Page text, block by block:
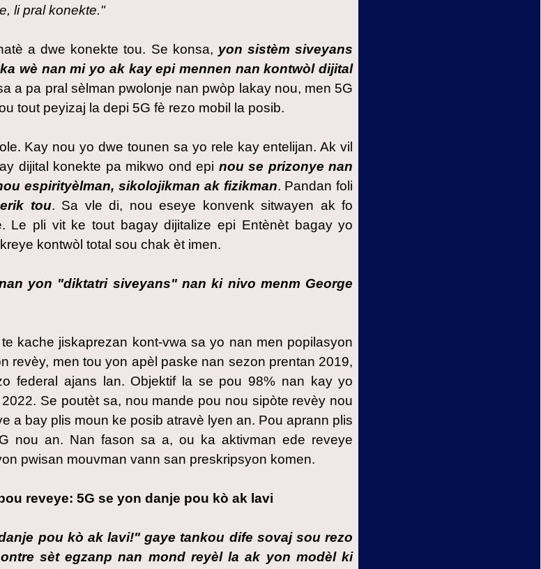
li pral konekte."
a dwe konekte tou. Se konsa, yon sistèm siveyans
wè nan mi yo ak kay epi mennen nan kontwòl dijital
a pa pral sèlman pwolonje nan pwòp lakay nou, men 5G
tout peyizaj la depi 5G fè rezo mobil la posib.
Kay nou yo dwe tounen sa yo rele kay entelijan. Ak vil
dijital konekte pa mikwo ond epi nou se prizonye nan
espirityèlman, sikolojikman ak fizikman. Pandan foli
tou. Sa vle di, nou eseye konvenk sitwayen ak fo
Le pli vit ke tout bagay dijitalize epi Entènèt bagay yo
kontwòl total sou chak èt imen.
yon "diktatri siveyans" nan ki nivo menm George
kache jiskaprezan kont-vwa sa yo nan men popilasyon
revèy, men tou yon apèl paske nan sezon prentan 2019,
federal ajans lan. Objektif la se pou 98% nan kay yo
Se poutèt sa, nou mande pou nou sipòte revèy nou
a bay plis moun ke posib atravè lyen an. Pou aprann plis
nou an. Nan fason sa a, ou ka aktivman ede reveye
pwisan mouvman vann san preskripsyon komen.
reveye: 5G se yon danje pou kò ak lavi
pou kò ak lavi!" gaye tankou dife sovaj sou rezo
sèt egzanp nan mond reyèl la ak yon modèl ki